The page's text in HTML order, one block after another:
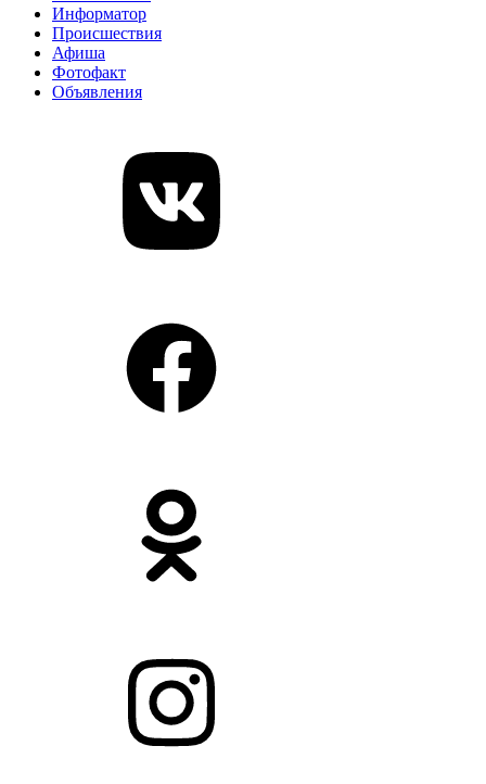
Информатор
Происшествия
Афиша
Фотофакт
Объявления